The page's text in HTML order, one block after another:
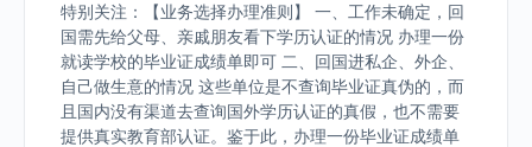
特别关注：【业务选择办理准则】 一、工作未确定，回
国需先给父母、亲戚朋友看下学历认证的情况 办理一份
就读学校的毕业证成绩单即可 二、回国进私企、外企、
自己做生意的情况 这些单位是不查询毕业证真伪的，而
且国内没有渠道去查询国外学历认证的真假，也不需要
提供真实教育部认证。鉴于此，办理一份毕业证成绩单